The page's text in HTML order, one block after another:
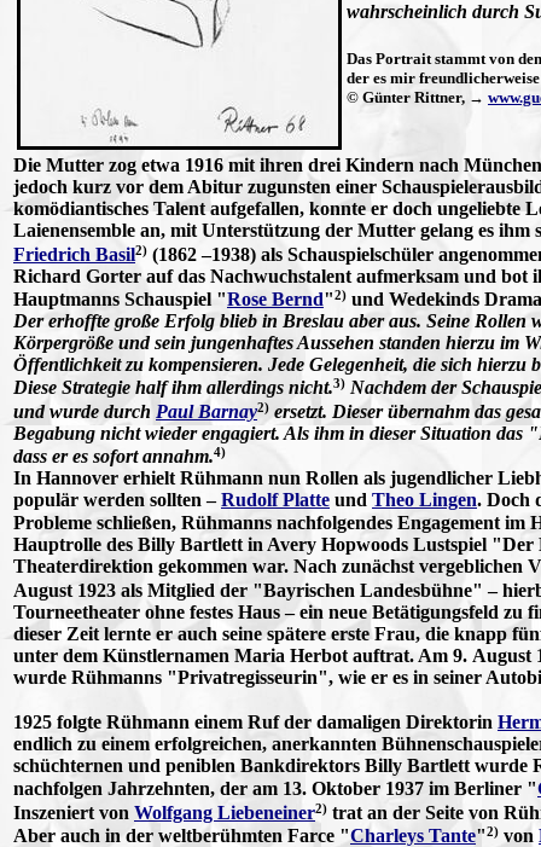
wahrscheinlich durch
Das Portrait stammt von
der es mir
© Günter Rittner, →
Die Mutter zog etwa 1916 mit ihren drei Kindern nach
jedoch kurz vor dem Abitur zugunsten einer
komödiantisches Talent aufgefallen, konnte er doch ungeliebte
Laienensemble an, mit Unterstützung der Mutter gelang es
Friedrich Basil2) (1862 –1938) als Schauspielschüler
Richard Gorter auf das Nachwuchstalent aufmerksam und bot
Hauptmanns Schauspiel "Rose Bernd"2) und Wedekinds
Der erhoffte große Erfolg blieb in Breslau aber aus. Seine Rollen
Körpergröße und sein jungenhaftes Aussehen standen hierzu
Öffentlichkeit zu kompensieren. Jede Gelegenheit, die sich hierzu
Diese Strategie half ihm allerdings nicht.3) Nachdem der
und wurde durch Paul Barnay2) ersetzt. Dieser übernahm das
Begabung nicht wieder engagiert. Als ihm in dieser Situation das
dass er es sofort annahm.4)
In Hannover erhielt Rühmann nun Rollen als jugendlicher
populär werden sollten –Rudolf Platte und Theo Lingen. Doch
Probleme schließen, Rühmanns nachfolgendes Engagement im
Hauptrolle des Billy Bartlett in Avery Hopwoods Lustspiel
Theaterdirektion gekommen war. Nach zunächst vergeblichen
August 1923 als Mitglied der "Bayrischen Landesbühne" –
Tourneetheater ohne festes Haus – ein neue Betätigungsfeld
dieser Zeit lernte er auch seine spätere erste Frau, die knapp
unter dem Künstlernamen Maria Herbot auftrat. Am 9. August
wurde Rühmanns "Privatregisseurin", wie er es in seiner
1925 folgte Rühmann einem Ruf der damaligen Direktorin
endlich zu einem erfolgreichen, anerkannten
schüchternen und peniblen Bankdirektors Billy Bartlett wurde
nachfolgen Jahrzehnten, der am 13. Oktober 1937 im Berliner "
Inszeniert von Wolfgang Liebeneiner2) trat an der Seite von
Aber auch in der weltberühmten Farce "Charleys Tante"2) von